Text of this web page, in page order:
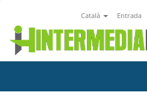
Català Entrada